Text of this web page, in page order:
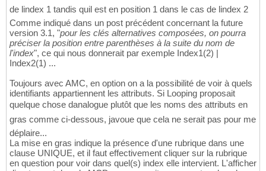
de lindex 1 tandis quil est en position 1 dans le cas de lindex 2
Comme indiqué dans un post précédent concernant la future
version 3.1, "pour les clés alternatives composées, on pourra
préciser la position entre parenthèses à la suite du nom de
l'index", ce qui nous donnerait par exemple Index1(2) |
Index2(1) ...
Toujours avec AMC, en option on a la possibilité de voir à quels
identifiants appartiennent les attributs. Si Looping proposait
quelque chose danalogue plutôt que les noms des attributs en
gras comme ci-dessous, javoue que cela ne serait pas pour me
déplaire...
La mise en gras indique la présence d'une rubrique dans une
clause UNIQUE, et il faut effectivement cliquer sur la rubrique
en question pour voir dans quel(s) index elle intervient. L'afficher